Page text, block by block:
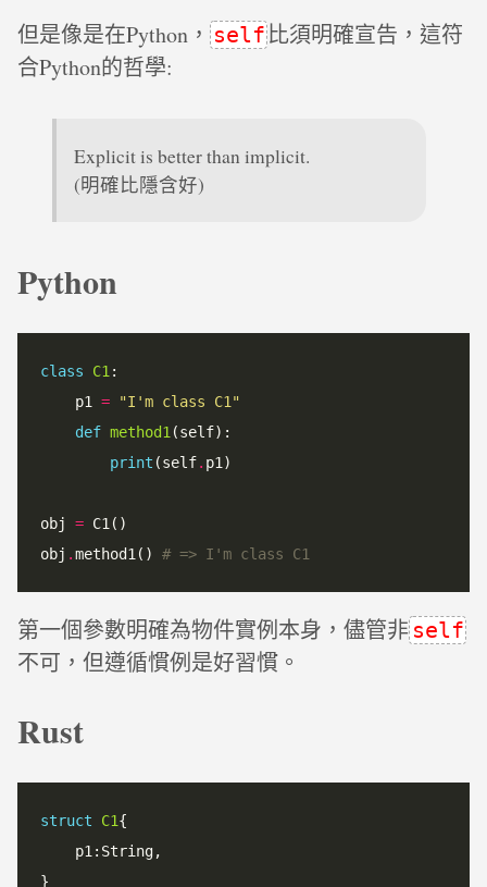
但是像是在Python， self 比須明確宣告，這符
合Python的哲學:
Explicit is better than implicit.
(明確比隱含好)
Python
class C1 :
    p1
= "I 'm class C1 "
def method1 (self):
print (self. p1)
obj = C1()
obj .method1() # => I'm class C1
第一個參數明確為物件實例本身，儘管非 self
不可，但遵循慣例是好習慣。
Rust
struct C1{
    p1:String,
}